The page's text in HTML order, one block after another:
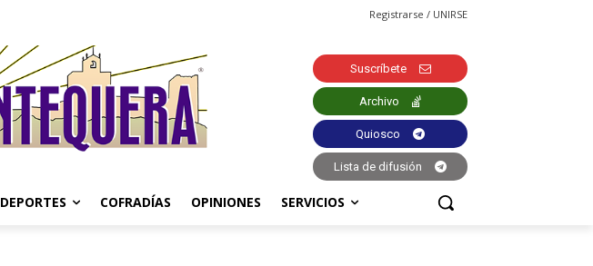
Registrarse / UNIRSE
Suscríbete
Archivo
Quiosco
Lista de difusión
DEPORTES COFRADÍAS OPINIONES SERVICIOS